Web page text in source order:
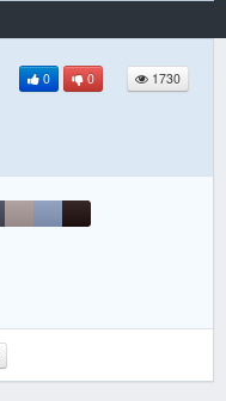
0 0 1730